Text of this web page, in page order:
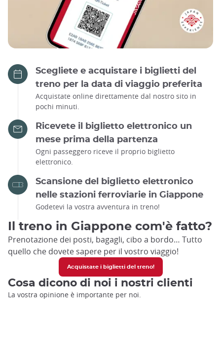
Scegliete e acquistare i biglietti del
treno per la data di viaggio preferita
Acquistate online direttamente dal nostro sito in
pochi minuti.
Ricevete il biglietto elettronico un
mese prima della partenza
Ogni passeggero riceve il proprio biglietto
elettronico.
Scansione del biglietto elettronico
nelle stazioni ferroviarie in Giappone
Godetevi la vostra avventura in treno!
Il treno in Giappone com'è fatto?
Prenotazione dei posti, bagagli, cibo a bordo… Tutto
quello che dovete sapere per il vostro viaggio!
Acquistate i biglietti del treno!
Cosa dicono di noi i nostri clienti
La vostra opinione è importante per noi.